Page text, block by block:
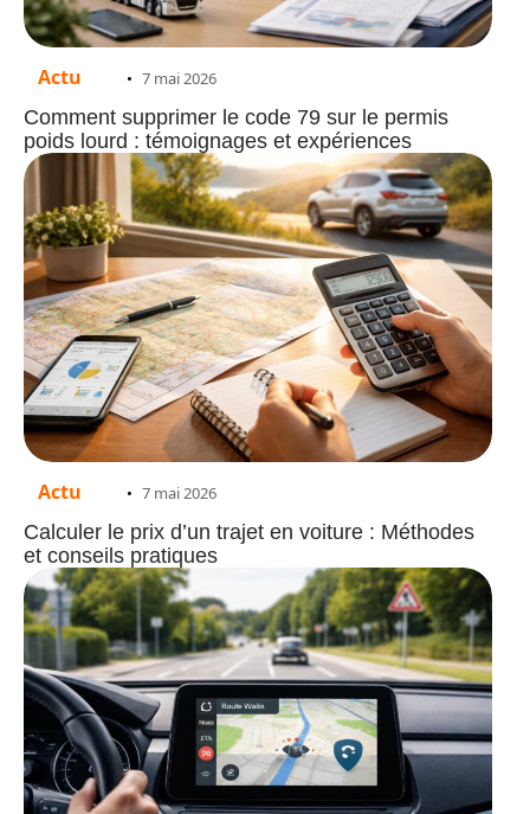
Actu 7 mai 2026
Comment supprimer le code 79 sur le permis
poids lourd : témoignages et expériences
Actu 7 mai 2026
Calculer le prix d’un trajet en voiture : Méthodes
et conseils pratiques